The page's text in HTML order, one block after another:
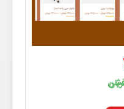
فشن